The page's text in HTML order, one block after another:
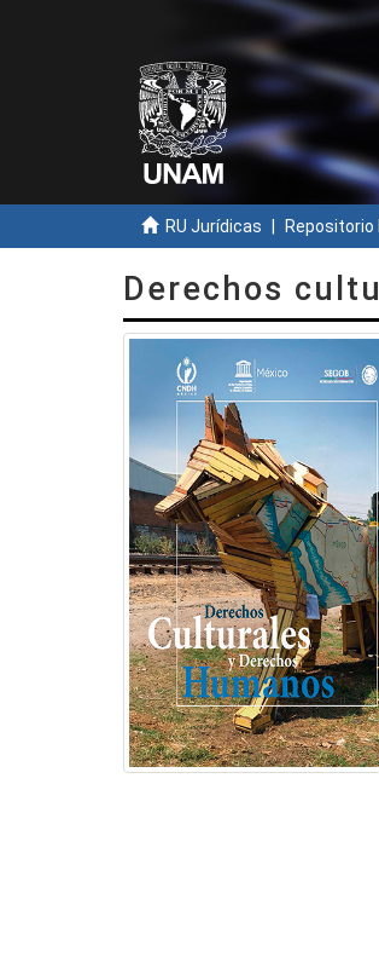
RU Jurídicas Repositorio
Derechos